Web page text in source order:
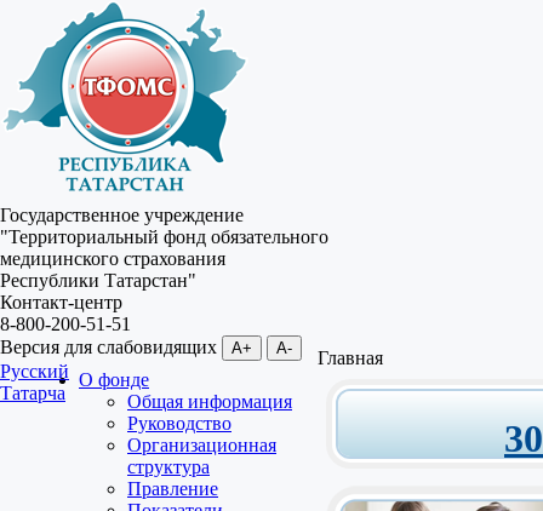
Государственное учреждение
"Территориальный фонд обязательного
медицинского страхования
Республики Татарстан"
Контакт-центр
8-800-200-51-51
Версия для слабовидящих
A+ A-
Русский
Татарча
О фонде
Общая информация
Руководство
Организационная
структура
Правление
Главная